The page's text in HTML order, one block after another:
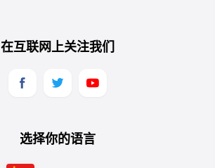
在互联网上关注我们
选择你的语言